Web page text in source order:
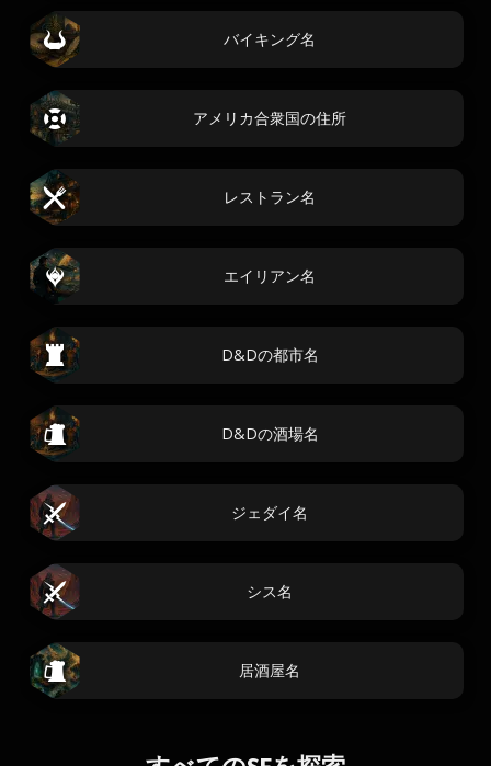
バイキング名
アメリカ合衆国の住所
レストラン名
エイリアン名
D&Dの都市名
D&Dの酒場名
ジェダイ名
シス名
居酒屋名